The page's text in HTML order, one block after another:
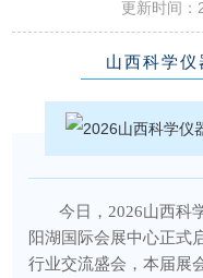
更新时间：
山西科学仪
今日，2026山西科
阳湖国际会展中心正式
行业交流盛会，本届展